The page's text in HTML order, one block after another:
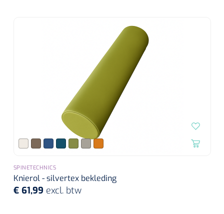
SPINETECHNICS
Knierol - silvertex bekleding
€ 61,99 excl. btw